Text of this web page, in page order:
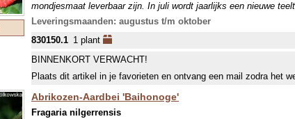
mondjesmaat leverbaar zijn. In juli wordt jaarlijks een nieuwe
welke in september wordt geleverd. In april-mei kunnen we een
Leveringsmaanden: augustus t/m oktober
830150.1 1 plant
BINNENKORT VERWACHT!
Plaats dit artikel in je favorieten en ontvang een mail zodra het
Abrikozen-Aardbei 'Baihonoge'
Fragaria nilgerrensis